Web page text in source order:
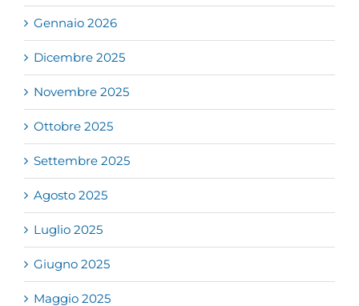
Gennaio 2026
Dicembre 2025
Novembre 2025
Ottobre 2025
Settembre 2025
Agosto 2025
Luglio 2025
Giugno 2025
Maggio 2025